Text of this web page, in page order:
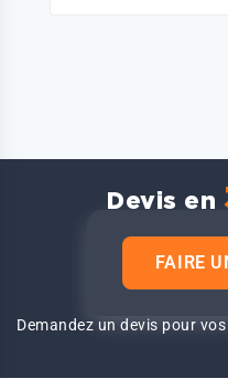
Devis en
FAIRE
Demandez un devis pour